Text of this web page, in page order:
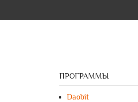
ПРОГРАММЫ
Daobit